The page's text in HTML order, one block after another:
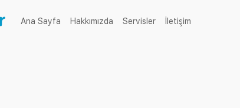
Ana Sayfa (current)
Hakkımızda Servisler İletişim